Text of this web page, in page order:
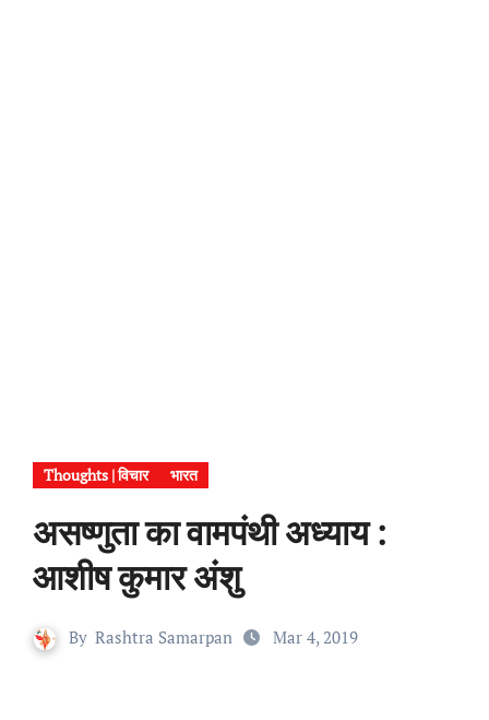
Thoughts | विचार भारत
असष्णुता का वामपंथी अध्याय :
आशीष कुमार अंशु
By Rashtra Samarpan Mar 4, 2019